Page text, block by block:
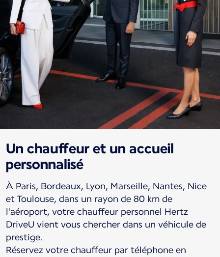
Un chauffeur et un accueil
personnalisé
À Paris, Bordeaux, Lyon, Marseille, Nantes, Nice
et Toulouse, dans un rayon de 80 km de
l'aéroport, votre chauffeur personnel Hertz
DriveU vient vous chercher dans un véhicule de
prestige.
Réservez votre chauffeur par téléphone en